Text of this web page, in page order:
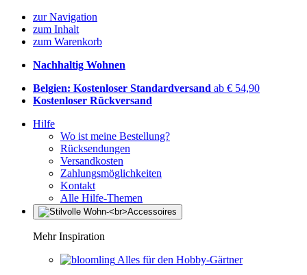
zur Navigation
zum Inhalt
zum Warenkorb
Nachhaltig Wohnen
Belgien: Kostenloser Standardversand ab € 54,90
Kostenloser Rückversand
Hilfe
Wo ist meine Bestellung?
Rücksendungen
Versandkosten
Zahlungsmöglichkeiten
Kontakt
Alle Hilfe-Themen
Mehr Inspiration
Alles für den Hobby-Gärtner